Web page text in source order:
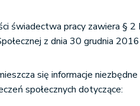
świadectwa pracy zawiera § 2
z dnia 30 grudnia
się informacje
społecznych dotyczące: